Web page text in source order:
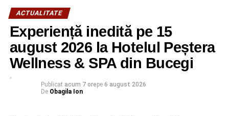
meșteșug în viața comunităților de odinioară.
În cea de-a doua zi, atelierul „Potcoava norocoasă” i-a
familiarizat pe copii cu tradițiile și obiceiurile specifice
spațiului românesc. Prin activități practice și discuții
interactive, aceștia au descoperit simbolistica potcoavei și
rolul ei în cultura populară.
ACTUALITATE
Experiență inedită pe 15
august 2026 la Hotelul Peștera
Wellness & SPA din Bucegi
Publicat acum 7 orepe 6 august 2026
De Obagila Ion